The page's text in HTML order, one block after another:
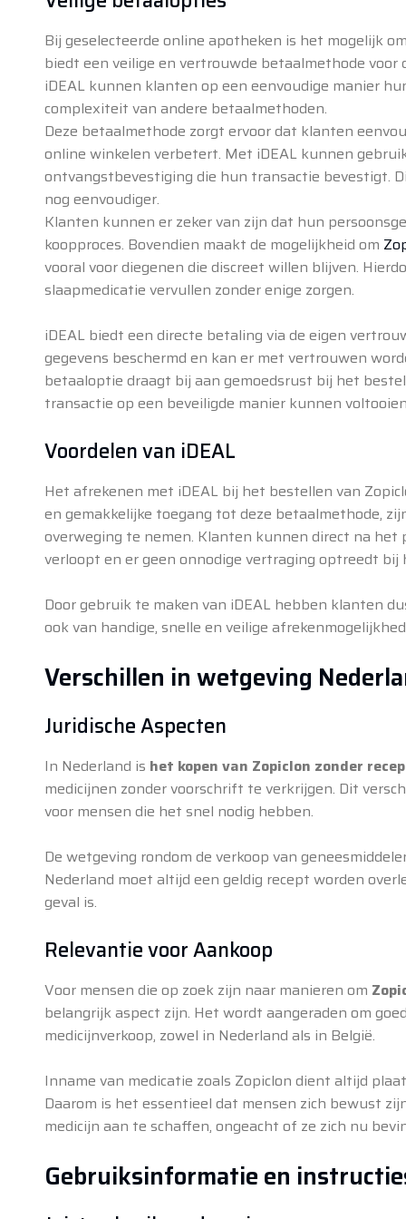
Bij geselecteerde online apotheken is het mogelijk
biedt een veilige en vertrouwde betaalmethode voor
iDEAL kunnen klanten op een eenvoudige manier
complexiteit van andere betaalmethoden.
Deze betaalmethode zorgt ervoor dat klanten
online winkelen verbetert. Met iDEAL kunnen
ontvangstbevestiging die hun transactie bevestigt.
nog eenvoudiger.
Klanten kunnen er zeker van zijn dat hun
koopproces. Bovendien maakt de mogelijkheid om
vooral voor diegenen die discreet willen blijven.
slaapmedicatie vervullen zonder enige zorgen.
iDEAL biedt een directe betaling via de eigen
gegevens beschermd en kan er met vertrouwen
betaaloptie draagt bij aan gemoedsrust bij het
transactie op een beveiligde manier kunnen
Voordelen van iDEAL
Het afrekenen met iDEAL bij het bestellen van
en gemakkelijke toegang tot deze betaalmethode,
overweging te nemen. Klanten kunnen direct na
verloopt en er geen onnodige vertraging optreedt
Door gebruik te maken van iDEAL hebben klanten
ook van handige, snelle en veilige
Verschillen in wetgeving
Juridische Aspecten
In Nederland is het kopen van Zopiclon zonder
medicijnen zonder voorschrift te verkrijgen. Dit
voor mensen die het snel nodig hebben.
De wetgeving rondom de verkoop van
Nederland moet altijd een geldig recept worden
geval is.
Relevantie voor Aankoop
Voor mensen die op zoek zijn naar manieren om
belangrijk aspect zijn. Het wordt aangeraden om
medicijnverkoop, zowel in Nederland als in België.
Inname van medicatie zoals Zopiclon dient altijd
Daarom is het essentieel dat mensen zich bewust
medicijn aan te schaffen, ongeacht of ze zich nu
Gebruiksinformatie en